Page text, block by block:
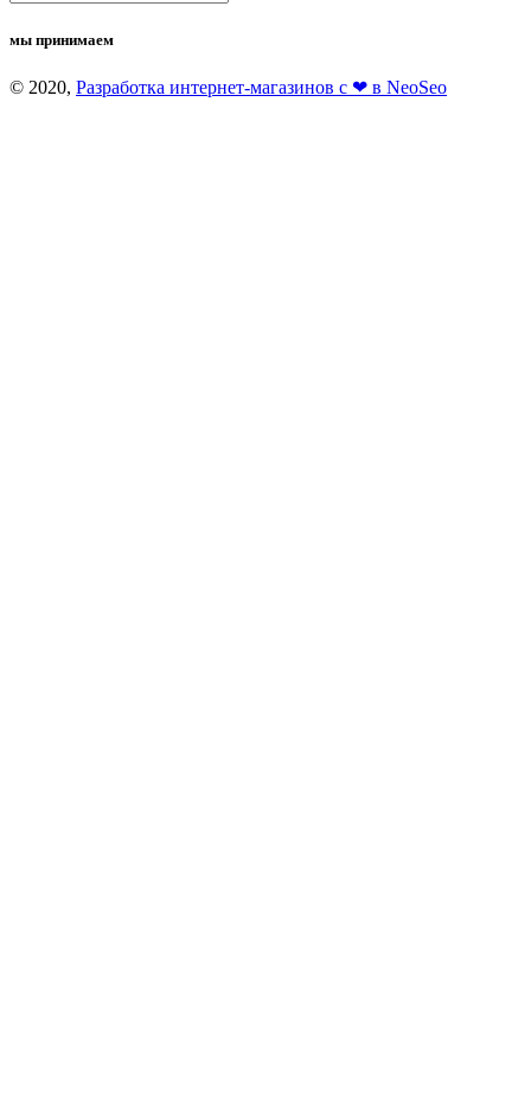
мы принимаем
© 2020, Разработка интернет-магазинов с ❤ в NeoSeo